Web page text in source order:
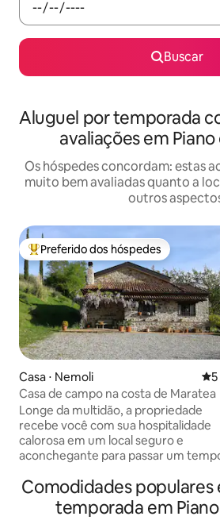
Buscar
Aluguel por temporada
avaliações em
Os hóspedes concordam: estas
muito bem avaliadas quanto a
outros
Entre os melhores preferidos dos
Preferido dos hóspedes
Casa ⋅ Nemoli 5
Casa de campo na costa de Maratea
Longe da multidão, a propriedade
recebe você com sua hospitalidade
calorosa em um local seguro e
aconchegante para passar um
trabalho remoto e eficientes.
região verde da Basilicata e sua
variedade de paisagens, desde a
Comodidades populares
temporada em